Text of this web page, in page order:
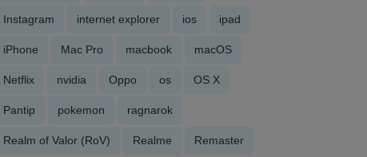
Instagram internet explorer ios ipad
iPhone Mac Pro macbook macOS
Netflix nvidia Oppo os OS X
Pantip pokemon ragnarok
Realm of Valor (RoV) Realme Remaster